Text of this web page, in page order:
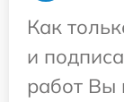
Как
и
работ Вы